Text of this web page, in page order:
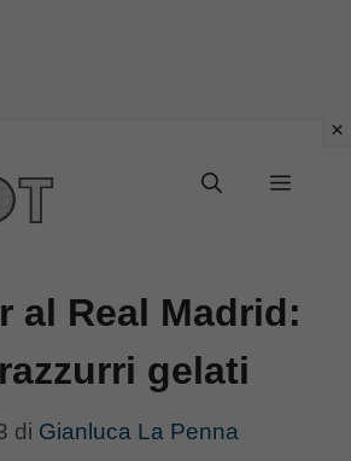
Menu
al Real Madrid:
gelati
di Gianluca La Penna